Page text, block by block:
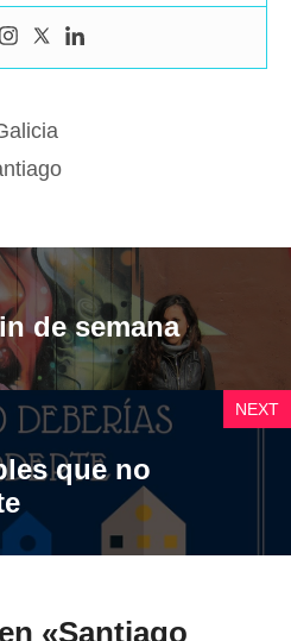
de semana
NEXT
que no
«Santiago